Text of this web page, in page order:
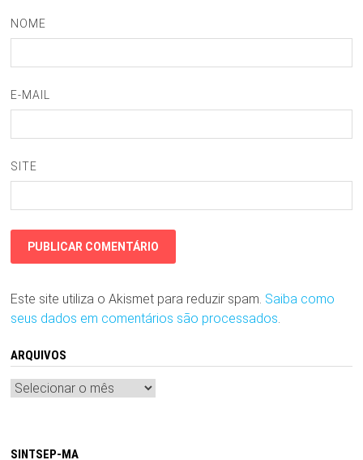
NOME
E-MAIL
SITE
Este site utiliza o Akismet para reduzir spam. Saiba como
seus dados em comentários são processados.
ARQUIVOS
Arquivos
SINTSEP-MA